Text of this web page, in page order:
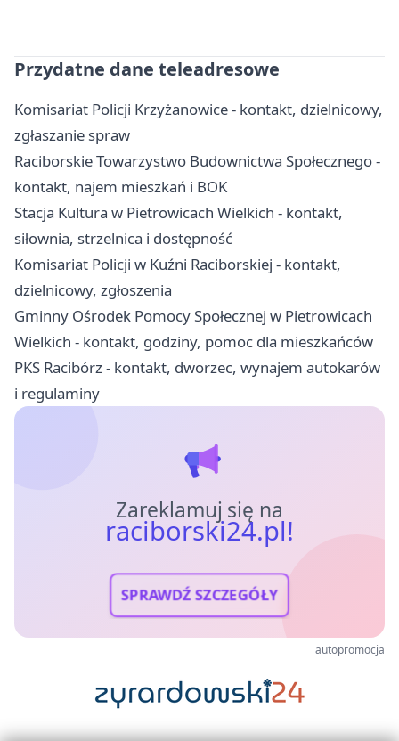
Przydatne dane teleadresowe
Komisariat Policji Krzyżanowice - kontakt, dzielnicowy,
zgłaszanie spraw
Raciborskie Towarzystwo Budownictwa Społecznego -
kontakt, najem mieszkań i BOK
Stacja Kultura w Pietrowicach Wielkich - kontakt,
siłownia, strzelnica i dostępność
Komisariat Policji w Kuźni Raciborskiej - kontakt,
dzielnicowy, zgłoszenia
Gminny Ośrodek Pomocy Społecznej w Pietrowicach
Wielkich - kontakt, godziny, pomoc dla mieszkańców
PKS Racibórz - kontakt, dworzec, wynajem autokarów
i regulaminy
Zareklamuj się na
raciborski24.pl!
SPRAWDŹ SZCZEGÓŁY
autopromocja